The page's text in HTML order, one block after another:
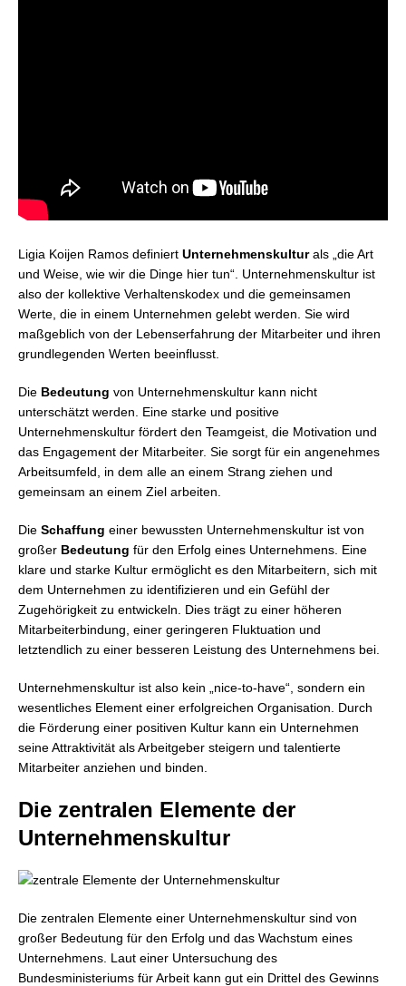
Ligia Koijen Ramos definiert Unternehmenskulturals „die Art
und Weise, wie wir die Dinge hier tun“. Unternehmenskultur ist
also der kollektive Verhaltenskodex und die gemeinsamen
Werte, die in einem Unternehmen gelebt werden. Sie wird
maßgeblich von der Lebenserfahrung der Mitarbeiter und ihren
grundlegenden Werten beeinflusst.
Die Bedeutung von Unternehmenskultur kann nicht
unterschätzt werden. Eine starke und positive
Unternehmenskultur fördert den Teamgeist, die Motivation und
das Engagement der Mitarbeiter. Sie sorgt für ein angenehmes
Arbeitsumfeld, in dem alle an einem Strang ziehen und
gemeinsam an einem Ziel arbeiten.
Die Schaffung einer bewussten Unternehmenskultur ist von
großer Bedeutung für den Erfolg eines Unternehmens. Eine
klare und starke Kultur ermöglicht es den Mitarbeitern, sich mit
dem Unternehmen zu identifizieren und ein Gefühl der
Zugehörigkeit zu entwickeln. Dies trägt zu einer höheren
Mitarbeiterbindung, einer geringeren Fluktuation und
letztendlich zu einer besseren Leistung des Unternehmens bei.
Unternehmenskultur ist also kein „nice-to-have“, sondern ein
wesentliches Element einer erfolgreichen Organisation. Durch
die Förderung einer positiven Kultur kann ein Unternehmen
seine Attraktivität als Arbeitgeber steigern und talentierte
Mitarbeiter anziehen und binden.
Die zentralen Elemente der
Unternehmenskultur
Die zentralen Elemente einer Unternehmenskultur sind von
großer Bedeutung für den Erfolg und das Wachstum eines
Unternehmens. Laut einer Untersuchung des
Bundesministeriums für Arbeit kann gut ein Drittel des Gewinns